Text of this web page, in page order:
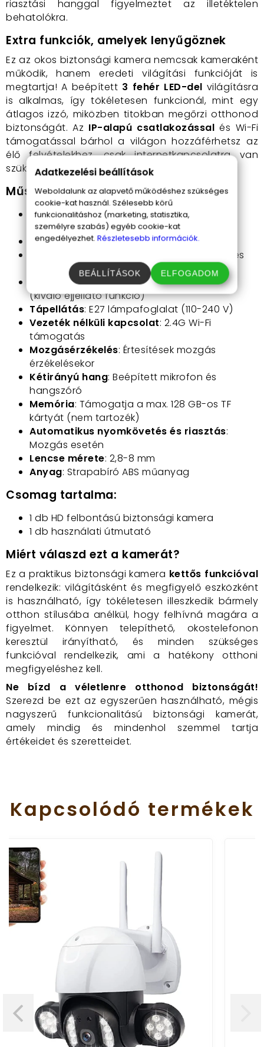
riasztási hanggal figyelmeztet az illetéktelen
behatolókra.
Extra funkciók, amelyek lenyűgöznek
Ez az okos biztonsági kamera nemcsak kameraként
működik, hanem eredeti világítási funkcióját is
megtartja! A beépített 3 fehér LED-del világításra
is alkalmas, így tökéletesen funkcionál, mint egy
átlagos izzó, miközben titokban megőrzi otthonod
biztonságát. Az IP-alapú csatlakozással és Wi-Fi
támogatással bárhol a világon hozzáférhetsz az
élő felvételekhez, csak internetkapcsolatra van
szükséged.
Műszaki adatok:
Felbontás: 2 MP HD (tiszta képminőség,
részletgazdag felvételek)
Zoom: 3x optikai és 7x digitális zoom
: 355° vízszintes és 90° függőleges
látószög
Éjszakai látás: Infravörös és színes mód
(kiváló éjjellátó funkció)
Tápellátás: E27 lámpafoglalat (110-240 V)
Vezeték nélküli kapcsolat: 2.4G Wi-Fi
támogatás
Mozgásérzékelés: Értesítések mozgás
érzékelésekor
Kétirányú hang: Beépített mikrofon és
hangszóró
Memória: Támogatja a max. 128 GB-os TF
kártyát (nem tartozék)
Automatikus nyomkövetés és riasztás:
Mozgás esetén
Lencse mérete: 2,8-8 mm
Anyag: Strapabíró ABS műanyag
Csomag tartalma:
1 db HD felbontású biztonsági kamera
1 db használati útmutató
Miért válaszd ezt a kamerát?
Ez a praktikus biztonsági kamera kettős funkcióval
rendelkezik: világításként és megfigyelő eszközként
is használható, így tökéletesen illeszkedik bármely
otthon stílusába anélkül, hogy felhívná magára a
figyelmet. Könnyen telepíthető, okostelefonon
keresztül irányítható, és minden szükséges
funkcióval rendelkezik, ami a hatékony otthoni
megfigyeléshez kell.
Ne bízd a véletlenre otthonod biztonságát!
Szerezd be ezt az egyszerűen használható, mégis
nagyszerű funkcionalitású biztonsági kamerát,
amely mindig és mindenhol szemmel tartja
értékeidet és szeretteidet.
Kapcsolódó termékek
Adatkezelési beállítások
Weboldalunk az alapvető működéshez szükséges
cookie-kat használ. Szélesebb körű
funkcionalitáshoz (marketing, statisztika,
személyre szabás) egyéb cookie-kat
engedélyezhet. Részletesebb információk.
BEÁLLÍTÁSOK ELFOGADOM